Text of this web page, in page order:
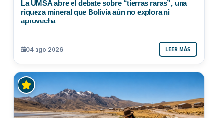
La UMSA abre el debate sobre “tierras raras”, una
riqueza mineral que Bolivia aún no explora ni
aprovecha
04 ago 2026 LEER MÁS